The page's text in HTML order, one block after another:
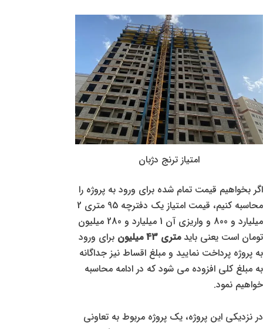
امتیاز ترنج دژبان
اگر بخواهیم قیمت تمام شده برای ورود به پروژه را
محاسبه کنیم، قیمت امتیاز یک دفترچه 95 متری 2
میلیارد و 800 و واریزی آن 1 میلیارد و 280 میلیون
تومان است یعنی بایدمتری 43 میلیون
برای ورود
به پروژه پرداخت نمایید و مبلغ اقساط نیز جداگانه
به مبلغ کلی افزوده می شود که در ادامه محاسبه
خواهیم نمود.
در نزدیکی این پروژه، یک پروژه مربوط به تعاونی